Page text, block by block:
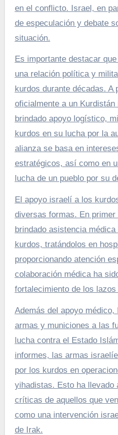
en el conflicto. Israel, en
de especulación y debate
situación.
Es importante destacar
una relación política y
kurdos durante décadas. A
oficialmente a un
brindado apoyo logístico,
kurdos en su lucha por la
alianza se basa en
estratégicos, así como en
lucha de un pueblo por su
El apoyo israelí a los
diversas formas. En primer
brindado asistencia
kurdos, tratándolos en
proporcionando atención
colaboración médica ha
fortalecimiento de los
Además del apoyo
armas y municiones a las
lucha contra el Estado
informes, las armas
por los kurdos en
yihadistas. Esto ha llevado
críticas de aquellos que
como una intervención
de Irak.